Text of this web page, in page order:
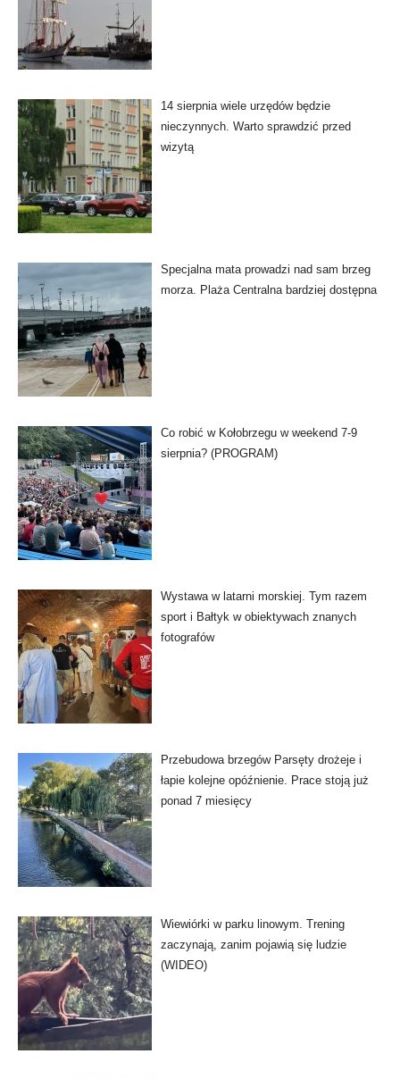
14 sierpnia wiele urzędów będzie
nieczynnych. Warto sprawdzić przed
wizytą
Specjalna mata prowadzi nad sam brzeg
morza. Plaża Centralna bardziej dostępna
Co robić w Kołobrzegu w weekend 7-9
sierpnia? (PROGRAM)
Wystawa w latarni morskiej. Tym razem
sport i Bałtyk w obiektywach znanych
fotografów
Przebudowa brzegów Parsęty drożeje i
łapie kolejne opóźnienie. Prace stoją już
ponad 7 miesięcy
Wiewiórki w parku linowym. Trening
zaczynają, zanim pojawią się ludzie
(WIDEO)